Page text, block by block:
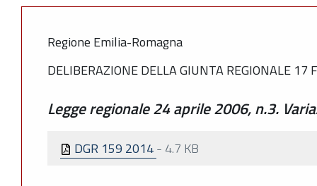
Regione Emilia-Romagna
DELIBERAZIONE DELLA GIUNTA REGIONALE 17
Legge regionale 24 aprile 2006, n.3.
DGR 159 2014- 4.7 KB